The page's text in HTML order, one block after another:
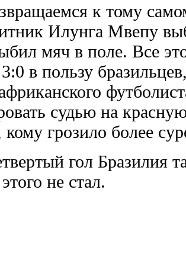
к тому
Илунга Мвепу
мяч в поле. Все
в пользу
судью на
кому грозило более
гол Бразилия
не стал.